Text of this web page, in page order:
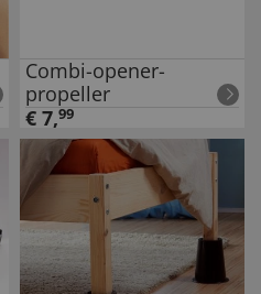
Combi-opener-
propeller
€ 7,99